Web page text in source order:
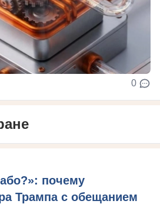
0
почему
Трампа с обещанием